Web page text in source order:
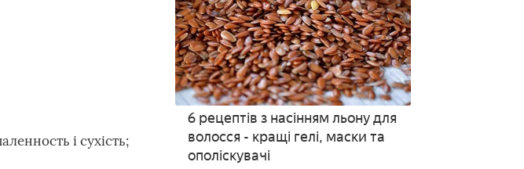
і сухість;
6 рецептів з насінням льону для
волосся - кращі гелі, маски та
ополіскувачі